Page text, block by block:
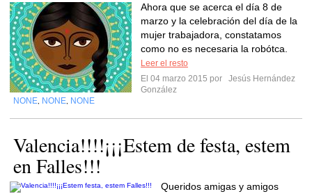
Ahora que se acerca el día 8 de
marzo y la celebración del día de la
mujer trabajadora, constatamos
como no es necesaria la robótca.
Leer el resto
El 04 marzo 2015 por
Jesús Hernández
González
NONE NONE NONE
Valencia!!!!¡¡¡Estem de festa, estem
en Falles!!!
Queridos amigas y amigos